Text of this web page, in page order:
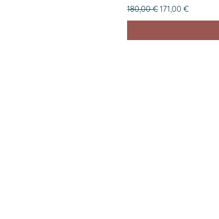
Prix original
180,00 € Prix promotionnel
171,00 €